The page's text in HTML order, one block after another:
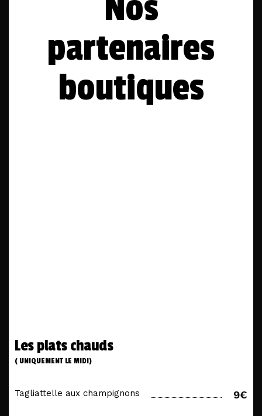
partenaires
boutiques
Les plats chauds
( UNIQUEMENT LE MIDI)
Tagliattelle aux champignons 9€